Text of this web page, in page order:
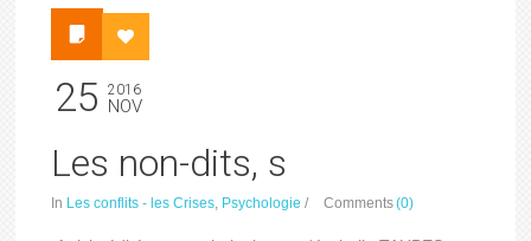
25 2016
NOV
Les non-dits, s
In Les conflits - les Crises, Psychologie / Comments(0)